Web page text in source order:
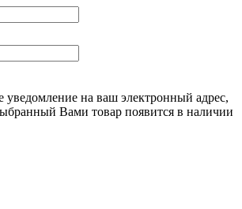
уведомление на ваш электронный адрес,
Вами товар появится в наличии